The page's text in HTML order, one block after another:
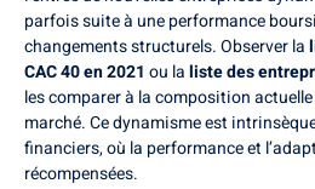
parfois suite à une performance
changements structurels. Observer la
CAC 40 en 2021 ou laliste des
les comparer à la composition
marché. Ce dynamisme est
financiers, où la performance et
récompensées.